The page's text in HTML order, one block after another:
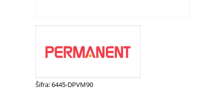
Šifra: 6445-DPVM90